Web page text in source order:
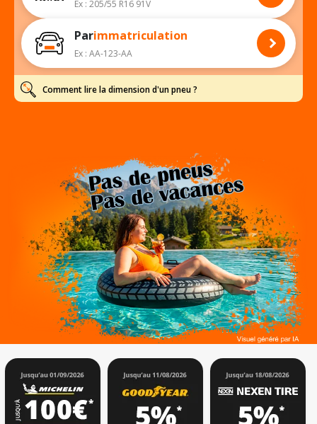
Ex : 205/55 R16 91V
Parimmatriculation
Ex : AA-123-AA
Comment lire la dimension d'un pneu ?